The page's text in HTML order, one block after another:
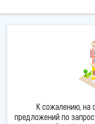
К сожалению, на
предложений по